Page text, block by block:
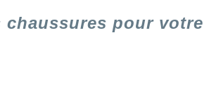
chaussures pour